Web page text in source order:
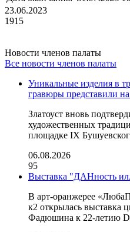
23.06.2023
1915
Новости членов палаты
Все новости членов палаты
Уникальные изделия в
гравюры представили
Златоуст вновь
художественных
площадке IX
06.08.2026
95
Выставка "ДАНность
В арт-оранжерее
к2 открылась выставка
Фадюшина к 22-летию